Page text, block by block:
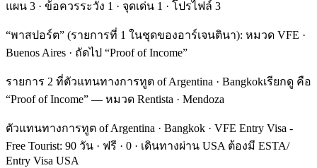
แผน 3 · ข้อควรระวัง 1 · จุดเด่น 1 · โปรไฟล์ 3
“พาสปอร์ต” (รายการที่ 1 ในชุดของอาร์เจนตินา): หมวด VFE ·
Buenos Aires · ถัดไป “Proof of Income”
รายการ 2 ที่ตัวแทนทางการทูต of Argentina · Bangkokเรียกดู คือ
“Proof of Income” — หมวด Rentista · Mendoza
ตัวแทนทางการทูต of Argentina · Bangkok · VFE Entry Visa -
Free Tourist: 90 วัน · ฟรี · 0 · เดินทางผ่าน USA ต้องมี ESTA/
Entry Visa USA